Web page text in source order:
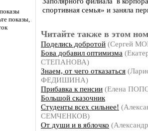
показы,
спортивная семья» и заняла
Читайте также в этом
Поделись добротой (Сергей
Бова добавил оптимизма
СТЕПАНОВА)
Знаем, от чего отказаться
ФЕДИШИНА)
Прибавка к пенсии (Елена
Большой сказочник
Студенты всех сильнее!
СЕМЧЕНКОВ)
От души и в яблочко (Александр